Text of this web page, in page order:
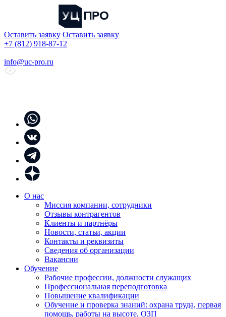
Оставить заявку Оставить заявку
+7 (812) 918-87-12
info@uc-pro.ru
О нас
Миссия компании, сотрудники
Отзывы контрагентов
Клиенты и партнёры
Новости, статьи, акции
Контакты и реквизиты
Сведения об организации
Вакансии
Обучение
Рабочие профессии, должности служащих
Профессиональная переподготовка
Повышение квалификации
Обучение и проверка знаний: охрана труда, первая
помощь, работы на высоте, ОЗП